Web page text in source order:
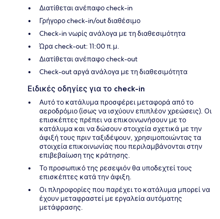
Διατίθεται ανέπαφο check-in
Γρήγορο check-in/out διαθέσιμο
Check-in νωρίς ανάλογα με τη διαθεσιμότητα
Ώρα check-out: 11:00 π.μ.
Διατίθεται ανέπαφο check-out
Check-out αργά ανάλογα με τη διαθεσιμότητα
Ειδικές οδηγίες για το check-in
Αυτό το κατάλυμα προσφέρει μεταφορά από το
αεροδρόμιο (ίσως να ισχύουν επιπλέον χρεώσεις). Οι
επισκέπτες πρέπει να επικοινωνήσουν με το
κατάλυμα και να δώσουν στοιχεία σχετικά με την
άφιξή τους πριν ταξιδέψουν, χρησιμοποιώντας τα
στοιχεία επικοινωνίας που περιλαμβάνονται στην
επιβεβαίωση της κράτησης.
Το προσωπικό της ρεσεψιόν θα υποδεχτεί τους
επισκέπτες κατά την άφιξη.
Οι πληροφορίες που παρέχει το κατάλυμα μπορεί να
έχουν μεταφραστεί με εργαλεία αυτόματης
μετάφρασης.